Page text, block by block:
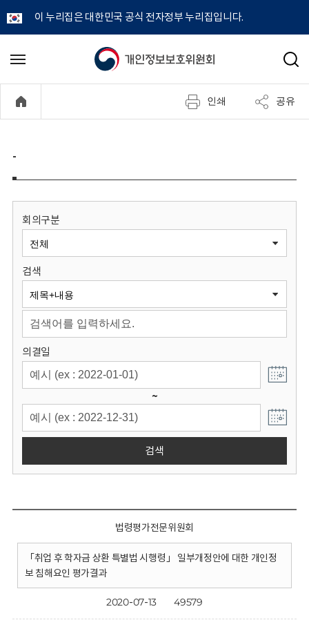
이 누리집은 대한민국 공식 전자정부 누리집입니다.
개
정
보
원
회
메
기
검
인쇄 공유
-
회의구분
검색
의결일
~
검색
법령평가전문위원회
「취업 후 학자금 상환 특별법 시행령」 일부개정안에 대한 개인정
보 침해요인 평가결과
2020-07-13 49579